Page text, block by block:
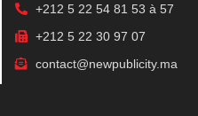
+212 5 22 54 81 53 à 57
+212 5 22 30 97 07
contact@newpublicity.ma